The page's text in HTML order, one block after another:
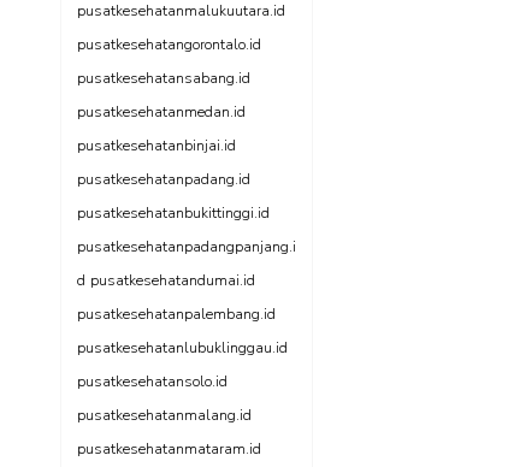
pusatkesehatanmalukuutara.id
pusatkesehatangorontalo.id
pusatkesehatansabang.id
pusatkesehatanmedan.id
pusatkesehatanbinjai.id
pusatkesehatanpadang.id
pusatkesehatanbukittinggi.id
pusatkesehatanpadangpanjang.i
d pusatkesehatandumai.id
pusatkesehatanpalembang.id
pusatkesehatanlubuklinggau.id
pusatkesehatansolo.id
pusatkesehatanmalang.id
pusatkesehatanmataram.id